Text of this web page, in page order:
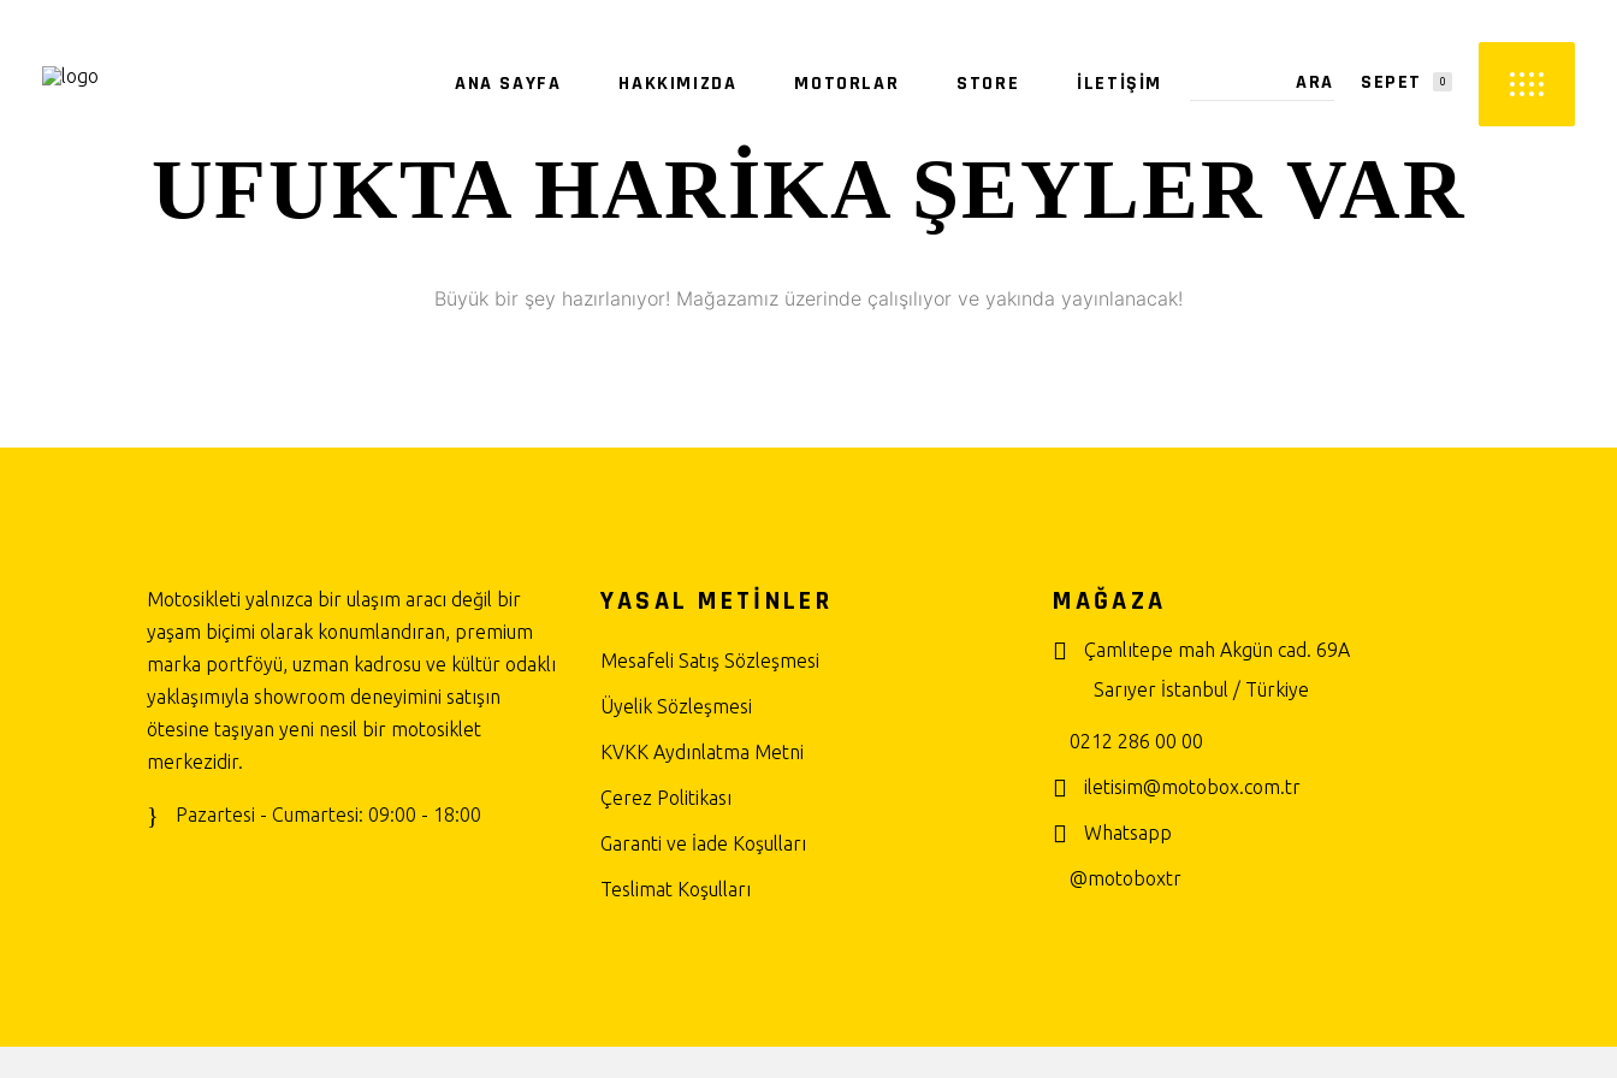
ANA SAYFA HAKKIMIZDA MOTORLAR STORE İLETIŞIM SEPET 0
SEPETTE ÜRÜN YOK.
UFUKTA HARIKA ŞEYLER VAR
Büyük bir şey hazırlanıyor! Mağazamız üzerinde çalışılıyor ve yakında yayınlanacak!
Motosikleti yalnızca bir ulaşım aracı değil bir
yaşam biçimi olarak konumlandıran, premium
marka portföyü, uzman kadrosu ve kültür odaklı
yaklaşımıyla showroom deneyimini satışın
ötesine taşıyan yeni nesil bir motosiklet
merkezidir.
Pazartesi - Cumartesi: 09:00 - 18:00
YASAL METİNLER
Mesafeli Satış Sözleşmesi
Üyelik Sözleşmesi
KVKK Aydınlatma Metni
Çerez Politikası
Garanti ve İade Koşulları
Teslimat Koşulları
MAĞAZA
Çamlıtepe mah Akgün cad. 69A
Sarıyer İstanbul / Türkiye
0212 286 00 00
iletisim@motobox.com.tr
Whatsapp
@motoboxtr